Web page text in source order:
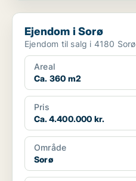
Ejendom i Sorø
Ejendom i Sorø
Ejendom til salg i 4180 Sorø
Areal
Ca. 360 m2
Pris
Ca. 4.400.000 kr.
Område
Sorø